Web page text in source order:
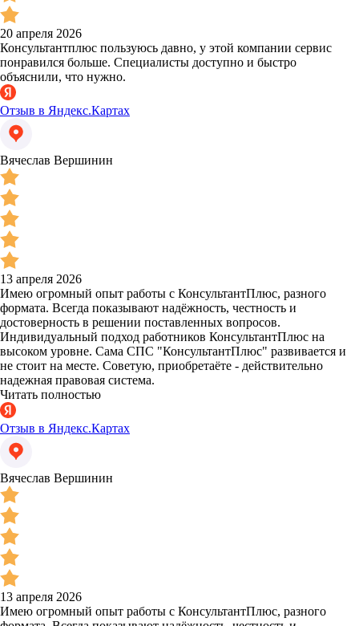
20 апреля 2026
Консультантплюс пользуюсь давно, у этой компании сервис
понравился больше. Специалисты доступно и быстро
объяснили, что нужно.
Отзыв в Яндекс.Картах
Вячеслав Вершинин
13 апреля 2026
Имею огромный опыт работы с КонсультантПлюс, разного
формата. Всегда показывают надёжность, честность и
достоверность в решении поставленных вопросов.
Индивидуальный подход работников КонсультантПлюс на
высоком уровне. Сама СПС "КонсультантПлюс" развивается и
не стоит на месте. Советую, приобретаёте - действительно
надежная правовая система.
Читать полностью
Отзыв в Яндекс.Картах
Вячеслав Вершинин
13 апреля 2026
Имею огромный опыт работы с КонсультантПлюс, разного